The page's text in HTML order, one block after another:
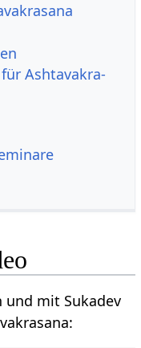
Ashtavakra-
und mit Sukadev